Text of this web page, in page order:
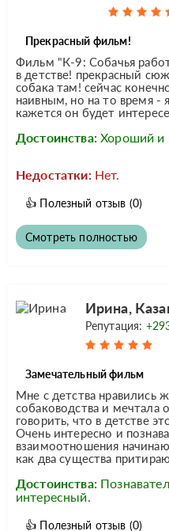
Прекрасный фильм!
Фильм "К-9: Собачья
в детстве! прекрасный
собака там! сейчас
наивным, но на то время -
кажется он будет
Достоинства: Хороший и
Недостатки: Нет.
👍 Полезный отзыв (0)
Смотреть полностью
Ирина,
Репутация:
Замечательный фильм
Мне с детства нравились
собаководства и мечтала
говорить, что в детстве
Очень интересно и
взаимоотношения
как два существа
Достоинства:
интересный.
👍 Полезный отзыв (0)